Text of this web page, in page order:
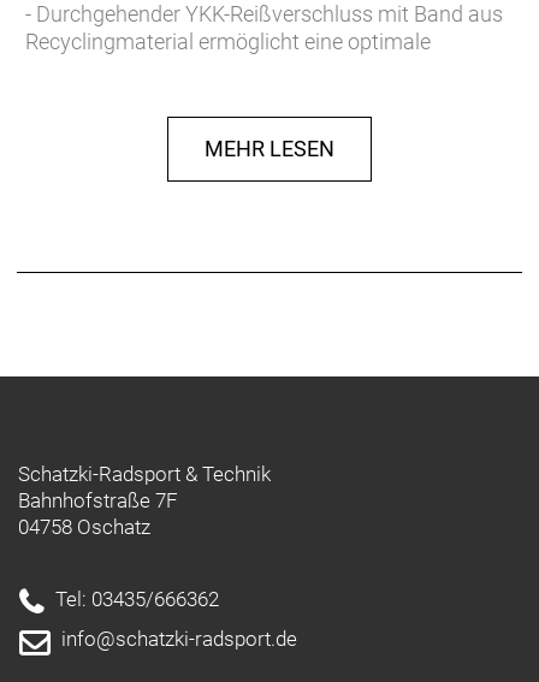
- Durchgehender YKK-Reißverschluss mit Band aus
Recyclingmaterial ermöglicht eine optimale
- Die in dem Produkt verwendeten Materialien
entsprechen 29 PET-Wasserflaschen
- UV-Schutzfaktor 50+
100 % aus recycelten Materialien, was der Menge
Die weichen, atmungsaktiven Hauptmaterialien des
Solstice führen Feuchtigkeit effektiv ab und halten
dich trocken, damit du Bestleistungen erzielen
Das verlängerte Rückenteil bietet ausreichend
MEHR LESEN
Schatzki-Radsport & Technik
Bahnhofstraße 7F
04758 Oschatz
Tel: 03435/666362
info@schatzki-radsport.de